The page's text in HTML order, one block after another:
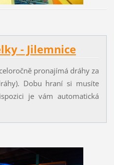
- Jilemnice
pronajímá dráhy za
Dobu hraní si musíte
je vám automatická